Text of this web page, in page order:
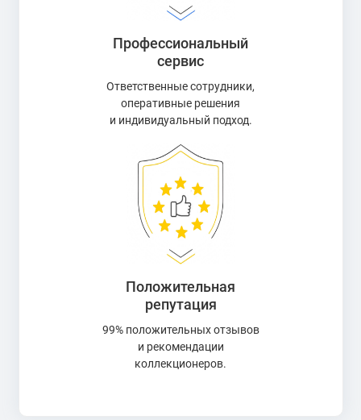
Профессиональный
сервис
Ответственные сотрудники,
оперативные решения
и индивидуальный подход.
Положительная
репутация
99% положительных отзывов
и рекомендации
коллекционеров.